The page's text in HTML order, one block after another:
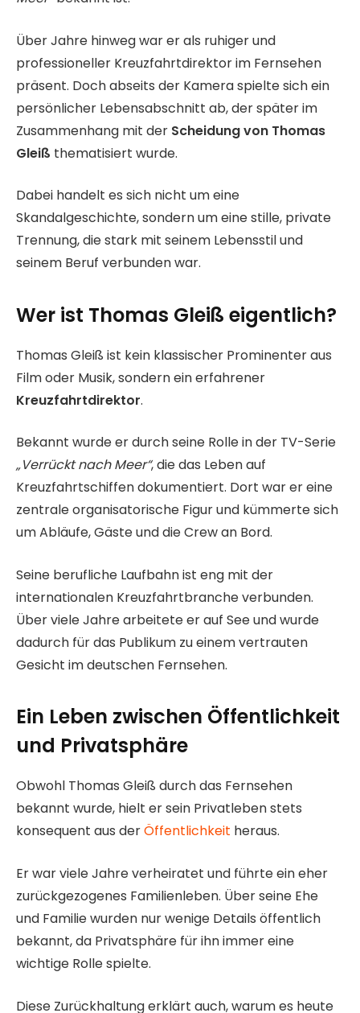
Über Jahre hinweg war er als ruhiger und
professioneller Kreuzfahrtdirektor im Fernsehen
präsent. Doch abseits der Kamera spielte sich ein
persönlicher Lebensabschnitt ab, der später im
Zusammenhang mit der Scheidung von Thomas
Gleiß thematisiert wurde.
Dabei handelt es sich nicht um eine
Skandalgeschichte, sondern um eine stille, private
Trennung, die stark mit seinem Lebensstil und
seinem Beruf verbunden war.
Wer ist Thomas Gleiß eigentlich?
Thomas Gleiß ist kein klassischer Prominenter aus
Film oder Musik, sondern ein erfahrener
Kreuzfahrtdirektor.
Bekannt wurde er durch seine Rolle in der TV-Serie
„Verrückt nach Meer“, die das Leben auf
Kreuzfahrtschiffen dokumentiert. Dort war er eine
zentrale organisatorische Figur und kümmerte sich
um Abläufe, Gäste und die Crew an Bord.
Seine berufliche Laufbahn ist eng mit der
internationalen Kreuzfahrtbranche verbunden.
Über viele Jahre arbeitete er auf See und wurde
dadurch für das Publikum zu einem vertrauten
Gesicht im deutschen Fernsehen.
Ein Leben zwischen Öffentlichkeit
und Privatsphäre
Obwohl Thomas Gleiß durch das Fernsehen
bekannt wurde, hielt er sein Privatleben stets
konsequent aus derÖffentlichkeit heraus.
Er war viele Jahre verheiratet und führte ein eher
zurückgezogenes Familienleben. Über seine Ehe
und Familie wurden nur wenige Details öffentlich
bekannt, da Privatsphäre für ihn immer eine
wichtige Rolle spielte.
Diese Zurückhaltung erklärt auch, warum es heute